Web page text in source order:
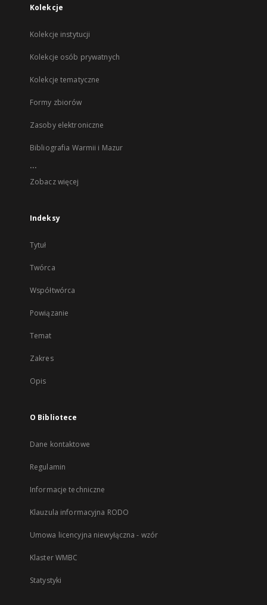
Kolekcje
Kolekcje instytucji
Kolekcje osób prywatnych
Kolekcje tematyczne
Formy zbiorów
Zasoby elektroniczne
Bibliografia Warmii i Mazur
...
Zobacz więcej
Indeksy
Tytuł
Twórca
Współtwórca
Powiązanie
Temat
Zakres
Opis
O Bibliotece
Dane kontaktowe
Regulamin
Informacje techniczne
Klauzula informacyjna RODO
Umowa licencyjna niewyłączna - wzór
Klaster WMBC
Statystyki